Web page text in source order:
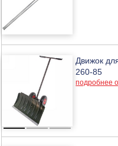
Движок
260-85
подробнее